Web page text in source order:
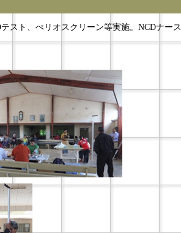
スト、ぺリオスクリーン等実施。NCDナース